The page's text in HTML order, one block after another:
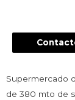
Supermercado
de 380 mto de